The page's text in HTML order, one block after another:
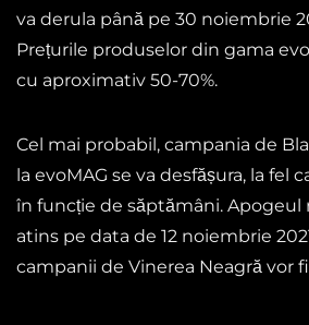
va derula până pe 30 noiembrie
Prețurile produselor din gama
cu aproximativ 50-70%.
Cel mai probabil, campania de
la evoMAG se va desfășura, la fel
în funcție de săptămâni. Apogeul
atins pe data de 12 noiembrie
campanii de Vinerea Neagră vor